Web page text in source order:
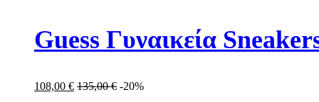
Guess Γυναικεία
108,00 € 135,00€ -20%